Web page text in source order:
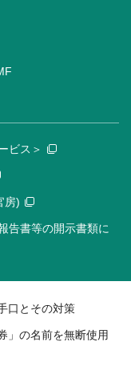
ビス＞
房)
告書等の開示書類に
口とその対策
」の名前を無断使用